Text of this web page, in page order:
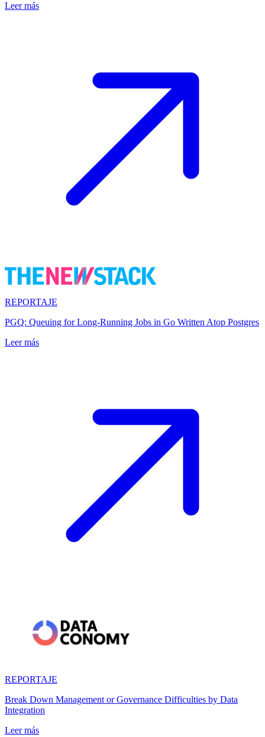
Leer más
REPORTAJE
PGQ: Queuing for Long-Running Jobs in Go Written Atop Postgres
Leer más
REPORTAJE
Break Down Management or Governance Difficulties by Data
Integration
Leer más